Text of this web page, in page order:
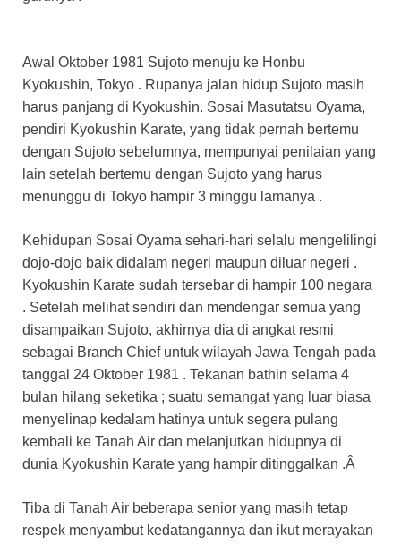
Awal Oktober 1981 Sujoto menuju ke Honbu
Kyokushin, Tokyo . Rupanya jalan hidup Sujoto masih
harus panjang di Kyokushin. Sosai Masutatsu Oyama,
pendiri Kyokushin Karate, yang tidak pernah bertemu
dengan Sujoto sebelumnya, mempunyai penilaian yang
lain setelah bertemu dengan Sujoto yang harus
menunggu di Tokyo hampir 3 minggu lamanya .
Kehidupan Sosai Oyama sehari-hari selalu mengelilingi
dojo-dojo baik didalam negeri maupun diluar negeri .
Kyokushin Karate sudah tersebar di hampir 100 negara
. Setelah melihat sendiri dan mendengar semua yang
disampaikan Sujoto, akhirnya dia di angkat resmi
sebagai Branch Chief untuk wilayah Jawa Tengah pada
tanggal 24 Oktober 1981 . Tekanan bathin selama 4
bulan hilang seketika ; suatu semangat yang luar biasa
menyelinap kedalam hatinya untuk segera pulang
kembali ke Tanah Air dan melanjutkan hidupnya di
dunia Kyokushin Karate yang hampir ditinggalkan .Â
Tiba di Tanah Air beberapa senior yang masih tetap
respek menyambut kedatangannya dan ikut merayakan